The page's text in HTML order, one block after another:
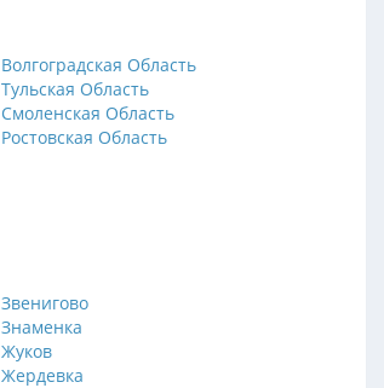
Волгоградская Область
Тульская Область
Смоленская Область
Ростовская Область
Звенигово
Знаменка
Жуков
Жердевка